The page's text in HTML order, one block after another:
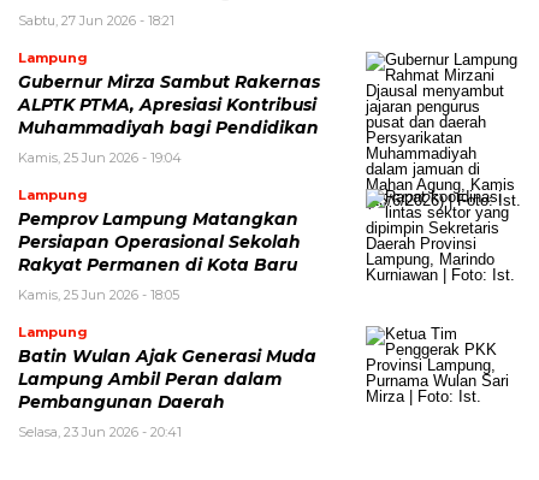
Sabtu, 27 Jun 2026 - 18:21
Lampung
Gubernur Mirza Sambut Rakernas
ALPTK PTMA, Apresiasi Kontribusi
Muhammadiyah bagi Pendidikan
Kamis, 25 Jun 2026 - 19:04
Lampung
Pemprov Lampung Matangkan
Persiapan Operasional Sekolah
Rakyat Permanen di Kota Baru
Kamis, 25 Jun 2026 - 18:05
Lampung
Batin Wulan Ajak Generasi Muda
Lampung Ambil Peran dalam
Pembangunan Daerah
Selasa, 23 Jun 2026 - 20:41